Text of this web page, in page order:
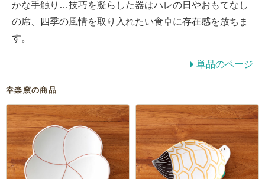
かな手触り…技巧を凝らした器はハレの日やおもてなし
の席、四季の風情を取り入れたい食卓に存在感を放ちま
す。
単品のページ
幸楽窯の商品